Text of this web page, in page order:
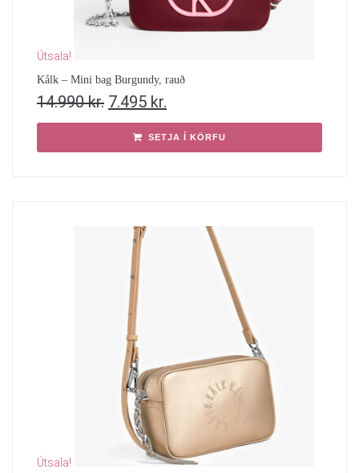
Útsala!
Kålk – Mini bag Burgundy, rauð
14.990kr. 7.495 kr.
SETJA Í KÖRFU
Útsala!